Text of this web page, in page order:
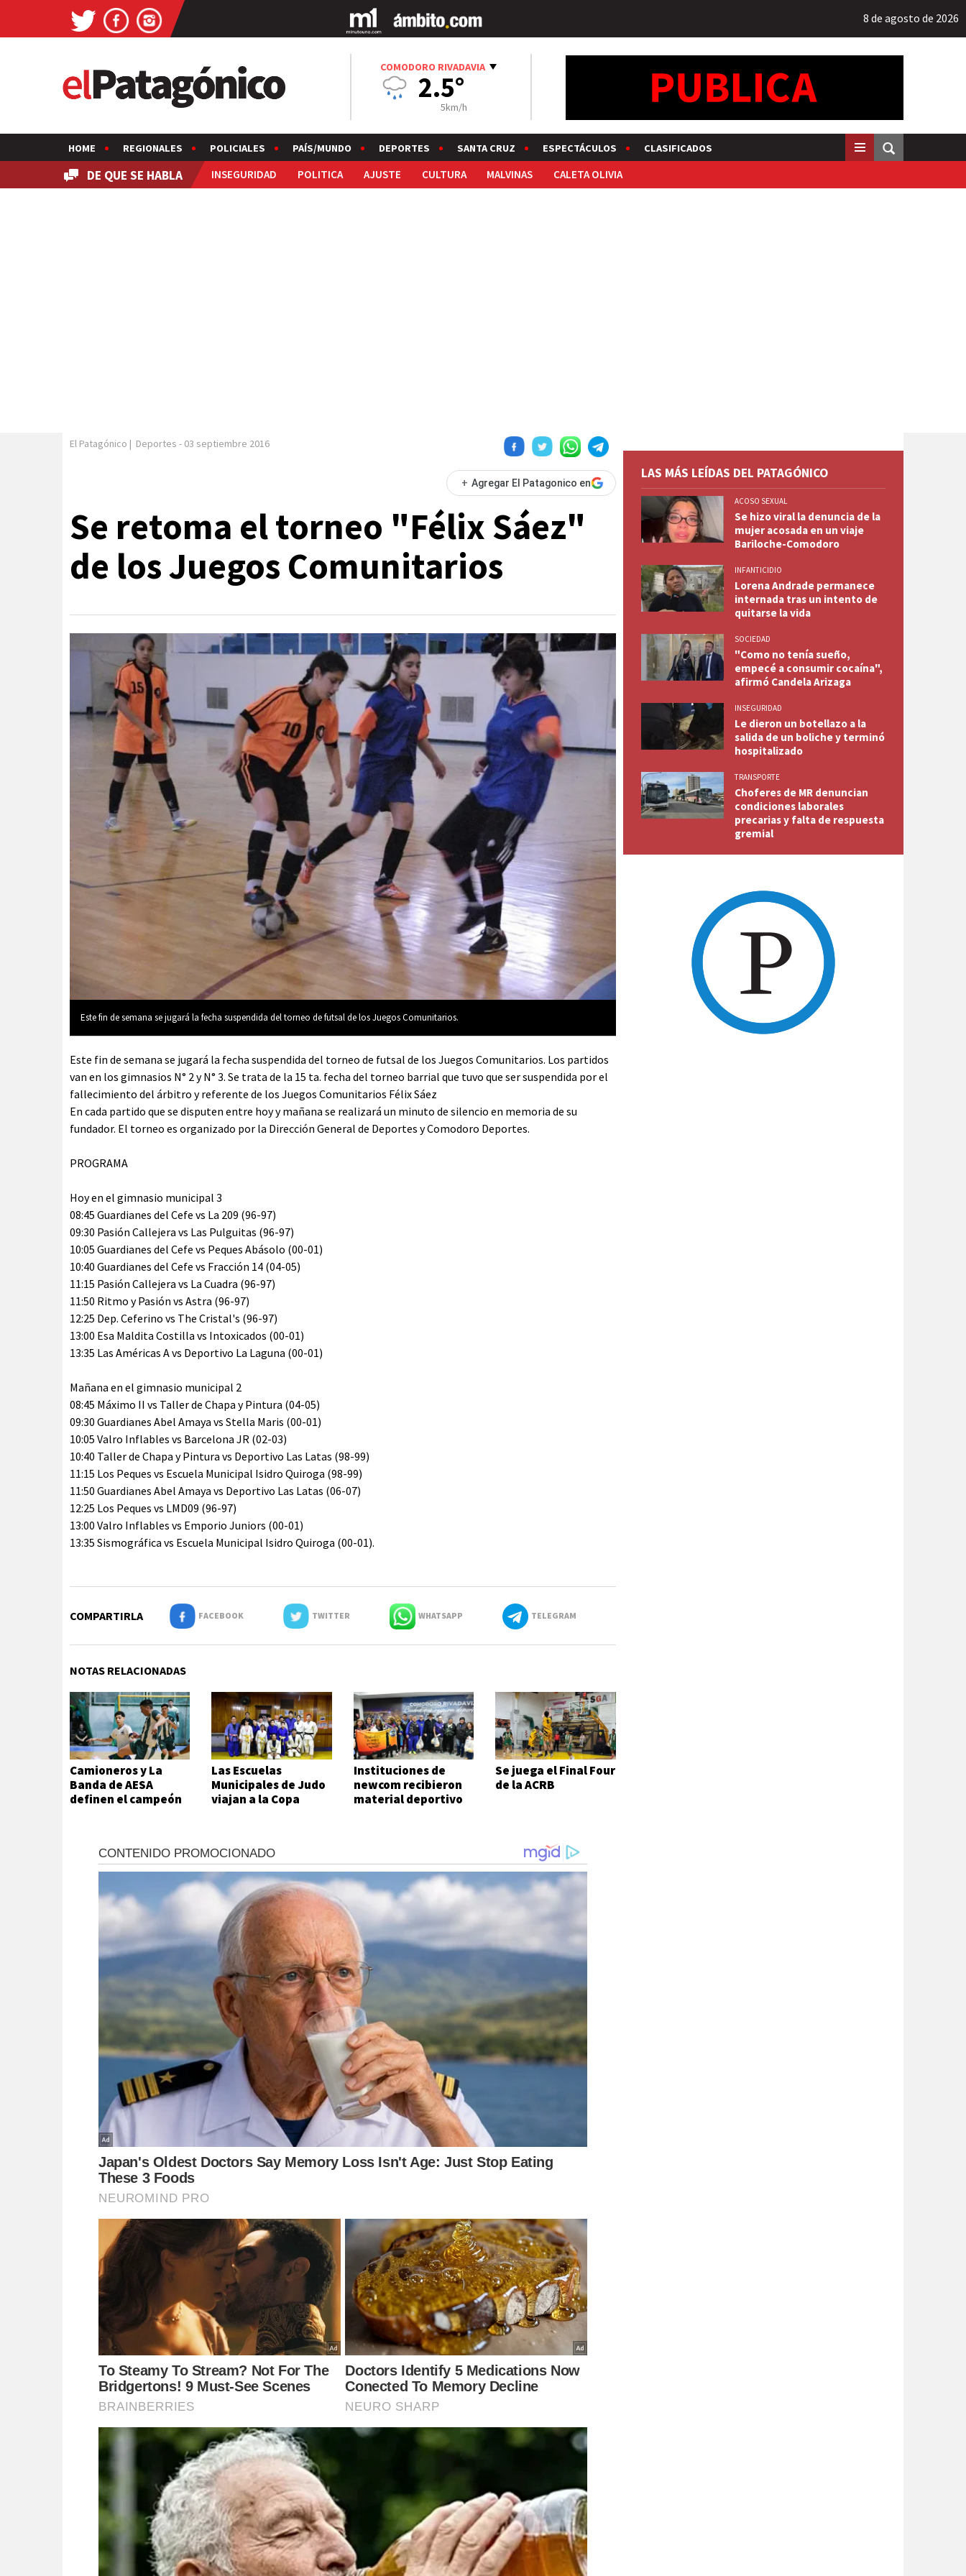
8 de agosto de 2026
COMODORO RIVADAVIA
2.5°
5km/h
HOME REGIONALES POLICIALES PAÍS/MUNDO DEPORTES SANTA CRUZ ESPECTÁCULOS CLASIFICADOS
DE QUE SE HABLA INSEGURIDAD POLITICA AJUSTE CULTURA MALVINAS CALETA OLIVIA
El Patagónico | Deportes - 03 septiembre 2016
+ Agregar El Patagonico en
Se retoma el torneo "Félix Sáez"
de los Juegos Comunitarios
Este fin de semana se jugará la fecha suspendida del torneo de futsal de los Juegos Comunitarios.
Este fin de semana se jugará la fecha suspendida del torneo de futsal de los Juegos Comunitarios. Los partidos
van en los gimnasios N° 2 y N° 3. Se trata de la 15 ta. fecha del torneo barrial que tuvo que ser suspendida por el
fallecimiento del árbitro y referente de los Juegos Comunitarios Félix Sáez
En cada partido que se disputen entre hoy y mañana se realizará un minuto de silencio en memoria de su
fundador. El torneo es organizado por la Dirección General de Deportes y Comodoro Deportes.
PROGRAMA
Hoy en el gimnasio municipal 3
08:45 Guardianes del Cefe vs La 209 (96-97)
09:30 Pasión Callejera vs Las Pulguitas (96-97)
10:05 Guardianes del Cefe vs Peques Abásolo (00-01)
10:40 Guardianes del Cefe vs Fracción 14 (04-05)
11:15 Pasión Callejera vs La Cuadra (96-97)
11:50 Ritmo y Pasión vs Astra (96-97)
12:25 Dep. Ceferino vs The Cristal's (96-97)
13:00 Esa Maldita Costilla vs Intoxicados (00-01)
13:35 Las Américas A vs Deportivo La Laguna (00-01)
Mañana en el gimnasio municipal 2
08:45 Máximo II vs Taller de Chapa y Pintura (04-05)
09:30 Guardianes Abel Amaya vs Stella Maris (00-01)
10:05 Valro Inflables vs Barcelona JR (02-03)
10:40 Taller de Chapa y Pintura vs Deportivo Las Latas (98-99)
11:15 Los Peques vs Escuela Municipal Isidro Quiroga (98-99)
11:50 Guardianes Abel Amaya vs Deportivo Las Latas (06-07)
12:25 Los Peques vs LMD09 (96-97)
13:00 Valro Inflables vs Emporio Juniors (00-01)
13:35 Sismográfica vs Escuela Municipal Isidro Quiroga (00-01).
COMPARTIRLA FACEBOOK TWITTER WHATSAPP TELEGRAM
NOTAS RELACIONADAS
Camioneros y La
Banda de AESA
definen el campeón
Las Escuelas
Municipales de Judo
viajan a la Copa
Instituciones de
newcom recibieron
material deportivo
Se juega el Final Four
de la ACRB
LAS MÁS LEÍDAS DEL PATAGÓNICO
ACOSO SEXUAL
Se hizo viral la denuncia de la
mujer acosada en un viaje
Bariloche-Comodoro
INFANTICIDIO
Lorena Andrade permanece
internada tras un intento de
quitarse la vida
SOCIEDAD
"Como no tenía sueño,
empecé a consumir cocaína",
afirmó Candela Arizaga
INSEGURIDAD
Le dieron un botellazo a la
salida de un boliche y terminó
hospitalizado
TRANSPORTE
Choferes de MR denuncian
condiciones laborales
precarias y falta de respuesta
gremial